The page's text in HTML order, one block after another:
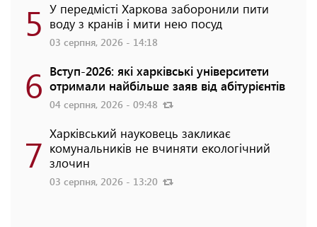
5 У передмісті Харкова заборонили пити
воду з кранів і мити нею посуд
03 серпня, 2026 - 14:18
6 Вступ-2026: які харківські університети
отримали найбільше заяв від абітурієнтів
04 серпня, 2026 - 09:48
7 Харківський науковець закликає
комунальників не вчиняти екологічний
злочин
03 серпня, 2026 - 13:20